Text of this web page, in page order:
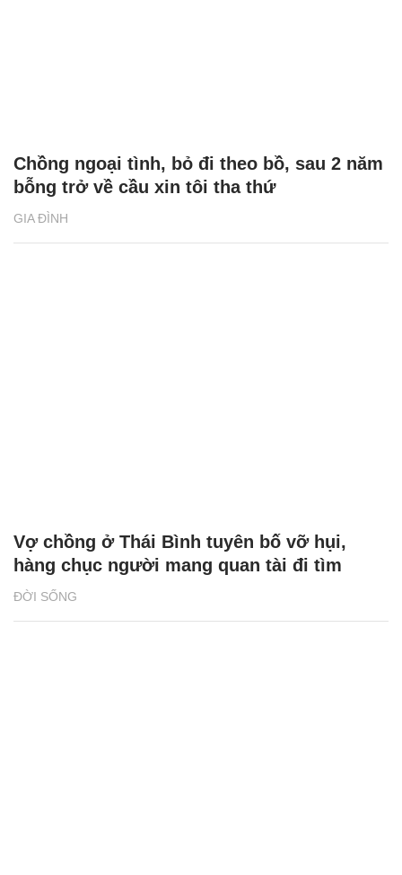
GIA ĐÌNH
Chồng ngoại tình, bỏ đi theo bồ, sau 2 năm
bỗng trở về cầu xin tôi tha thứ
ĐỜI SỐNG
Vợ chồng ở Thái Bình tuyên bố vỡ hụi,
hàng chục người mang quan tài đi tìm